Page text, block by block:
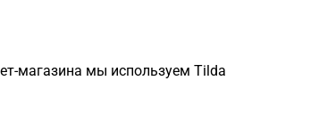
магазина мы используем Tilda